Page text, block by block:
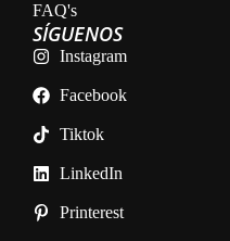
FAQ's
SÍGUENOS
Instagram
Facebook
Tiktok
LinkedIn
Printerest